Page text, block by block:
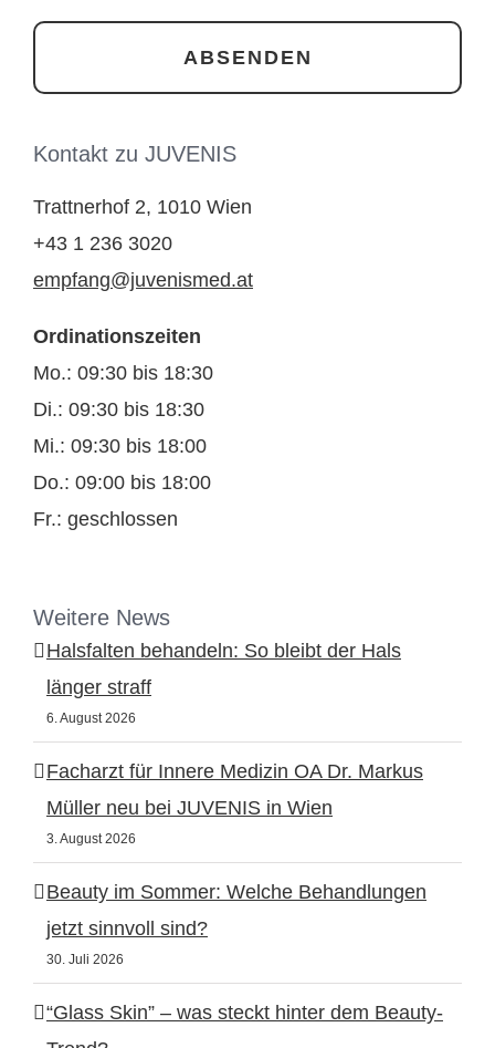
Kontakt zu JUVENIS
Trattnerhof 2, 1010 Wien
+43 1 236 3020
empfang@juvenismed.at
Ordinationszeiten
Mo.: 09:30 bis 18:30
Di.: 09:30 bis 18:30
Mi.: 09:30 bis 18:00
Do.: 09:00 bis 18:00
Fr.: geschlossen
Weitere News
Halsfalten behandeln: So bleibt der Hals
länger straff
6. August 2026
Facharzt für Innere Medizin OA Dr. Markus
Müller neu bei JUVENIS in Wien
3. August 2026
Beauty im Sommer: Welche Behandlungen
jetzt sinnvoll sind?
30. Juli 2026
“Glass Skin” – was steckt hinter dem Beauty-